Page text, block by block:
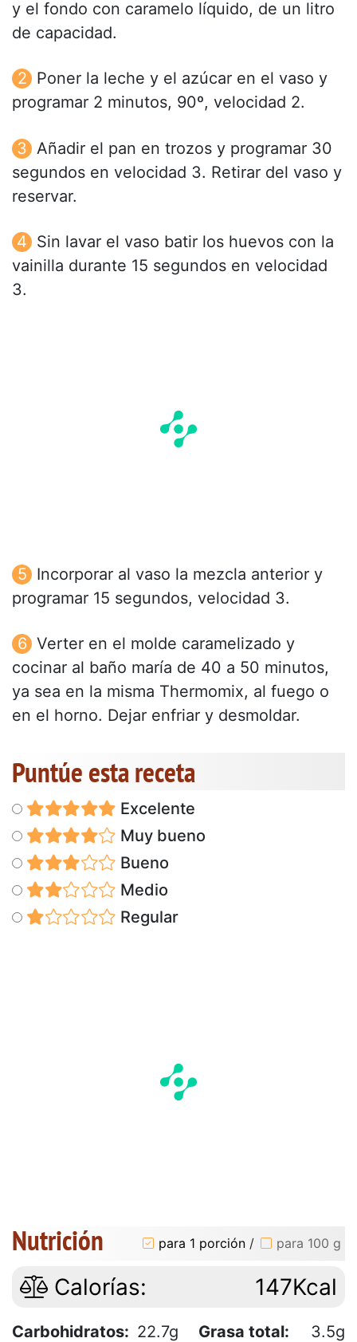
y el fondo con caramelo líquido, de un litro
de capacidad.
Poner la leche y el azúcar en el vaso y
programar 2 minutos, 90º, velocidad 2.
Añadir el pan en trozos y programar 30
segundos en velocidad 3. Retirar del vaso y
reservar.
Sin lavar el vaso batir los huevos con la
vainilla durante 15 segundos en velocidad
3.
Incorporar al vaso la mezcla anterior y
programar 15 segundos, velocidad 3.
Verter en el molde caramelizado y
cocinar al baño maría de 40 a 50 minutos,
ya sea en la misma Thermomix, al fuego o
en el horno. Dejar enfriar y desmoldar.
Puntúe esta receta
Excelente
Muy bueno
Bueno
Medio
Regular
Nutrición para 1 porción / para 100 g
Calorías: 147Kcal
Carbohidratos: 22.7g Grasa total:
3.5g